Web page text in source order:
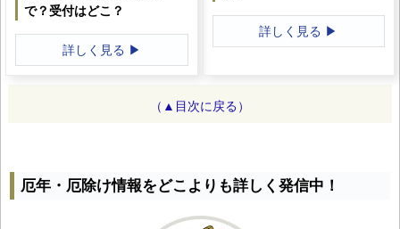
で？受付はどこ？
詳しく見る ▶
詳しく見る ▶
（▲目次に戻る）
厄年・厄除け情報をどこよりも詳しく発信中！